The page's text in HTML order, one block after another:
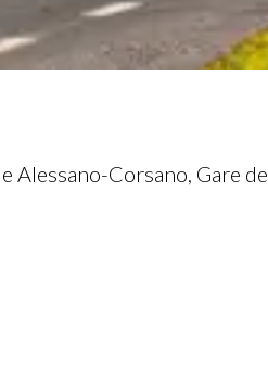
Corsano, Gare de